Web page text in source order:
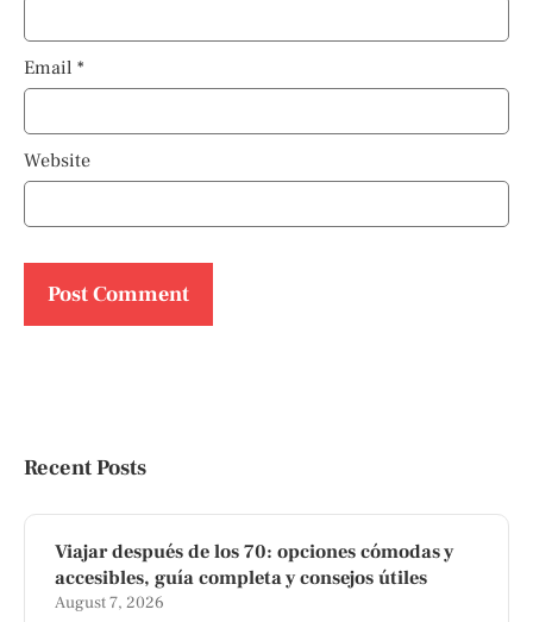
Email *
Website
Recent Posts
Viajar después de los 70: opciones cómodas y
accesibles, guía completa y consejos útiles
August 7, 2026